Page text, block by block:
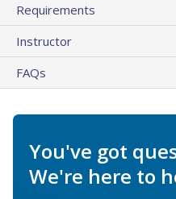
Requirements
Instructor
FAQs
You've got
We're here to